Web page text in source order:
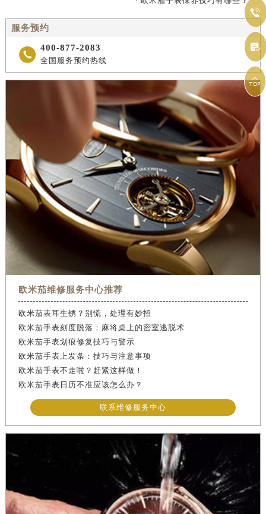
服务预约
 400-877-2083
全国服务预约热线
欧米茄维修服务中心推荐
欧米茄表耳生锈？别慌，处理有妙招
欧米茄手表刻度脱落：麻将桌上的密室逃脱术
欧米茄手表划痕修复技巧与警示
欧米茄手表上发条：技巧与注意事项
欧米茄手表不走啦？赶紧这样做！
欧米茄手表日历不准应该怎么办？
联系维修服务中心


